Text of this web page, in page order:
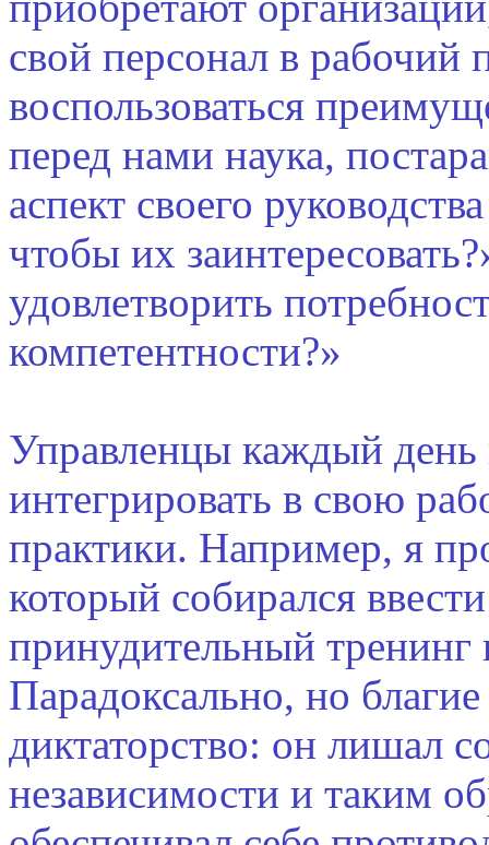
свой персонал в рабочий
воспользоваться
перед нами наука,
аспект своего
чтобы их
удовлетворить
компетентности?»
Управленцы каждый
интегрировать в свою
практики. Например, я
который собирался
принудительный
Парадоксально, но
диктаторство: он лишал
независимости и таким